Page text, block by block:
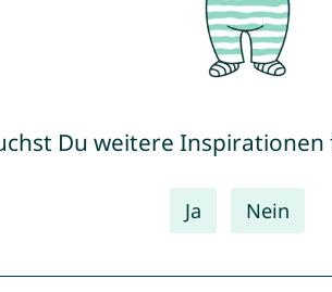
Du weitere Inspirationen
Ja Nein